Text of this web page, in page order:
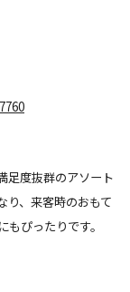
足度抜群のアソート
り、来客時のおもて
ぴったりです。